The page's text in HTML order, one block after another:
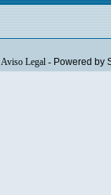
Aviso Legal- Powered by